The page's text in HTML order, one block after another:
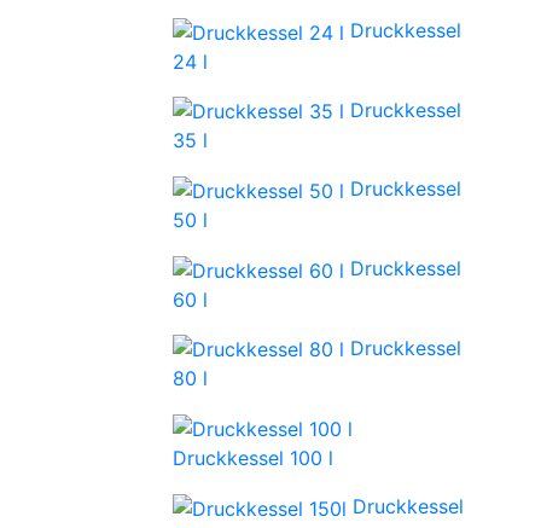
Druckkessel
24 l
Druckkessel
35 l
Druckkessel
50 l
Druckkessel
60 l
Druckkessel
80 l
Druckkessel 100 l
Druckkessel